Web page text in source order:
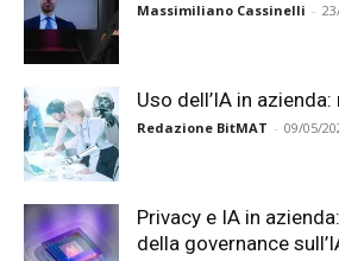
Massimiliano Cassinelli -
Uso dell’IA in
Redazione BitMAT - 09/05/
Privacy e IA in
della governance